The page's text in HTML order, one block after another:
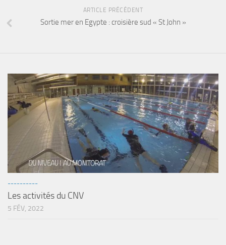
Agenda
Les Palmes du Lac
Résultats Compétitions
MATERIEL
Section Matériel
Occasions
ARTICLE PRÉCÉDENT
Sortie mer en Egypte : croisière sud « St John »
----------
Les activités du CNV
5 FÉV, 2022